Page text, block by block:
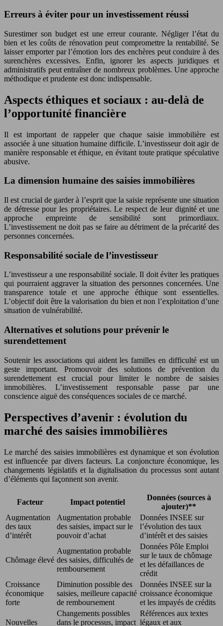
Erreurs à éviter pour un investissement réussi
Surestimer son budget est une erreur courante. Négliger l’état du
bien et les coûts de rénovation peut compromettre la rentabilité. Se
laisser emporter par l’émotion lors des enchères peut conduire à des
surenchères excessives. Enfin, ignorer les aspects juridiques et
administratifs peut entraîner de nombreux problèmes. Une approche
méthodique et prudente est donc indispensable.
Aspects éthiques et sociaux : au-delà de
l’opportunité financière
Il est important de rappeler que chaque saisie immobilière est
associée à une situation humaine difficile. L’investisseur doit agir de
manière responsable et éthique, en évitant toute pratique spéculative
abusive.
La dimension humaine des saisies immobilières
Il est crucial de garder à l’esprit que la saisie représente une situation
de détresse pour les propriétaires. Le respect de leur dignité et une
approche empreinte de sensibilité sont primordiaux.
L’investissement ne doit pas se faire au détriment de la précarité des
personnes concernées.
Responsabilité sociale de l’investisseur
L’investisseur a une responsabilité sociale. Il doit éviter les pratiques
qui pourraient aggraver la situation des personnes concernées. Une
transparence totale et une approche éthique sont essentielles.
L’objectif doit être la valorisation du bien et non l’exploitation d’une
situation de vulnérabilité.
Alternatives et solutions pour prévenir le
surendettement
Soutenir les associations qui aident les familles en difficulté est un
geste important. Promouvoir des solutions de prévention du
surendettement est crucial pour limiter le nombre de saisies
immobilières. L’investissement responsable passe par une
conscience aiguë des conséquences sociales de ce marché.
Perspectives d’avenir : évolution du
marché des saisies immobilières
Le marché des saisies immobilières est dynamique et son évolution
est influencée par divers facteurs. La conjoncture économique, les
changements législatifs et la digitalisation du processus sont autant
d’éléments qui façonnent son avenir.
Facteur Impact potentiel
Données (sources à
ajouter)**
Augmentation
des taux
d’intérêt
Augmentation probable
des saisies, impact sur le
pouvoir d’achat
Données INSEE sur
l’évolution des taux
d’intérêt et des saisies
Chômage élevé
Augmentation probable
des saisies, difficultés de
remboursement
Données Pôle Emploi
sur le taux de chômage
et les défaillances de
crédit
Croissance
économique
forte
Diminution possible des
saisies, meilleure capacité
de remboursement
Données INSEE sur la
croissance économique
et les impayés de crédits
Nouvelles
Changements possibles
dans le processus, impact
Références aux textes
légaux et aux